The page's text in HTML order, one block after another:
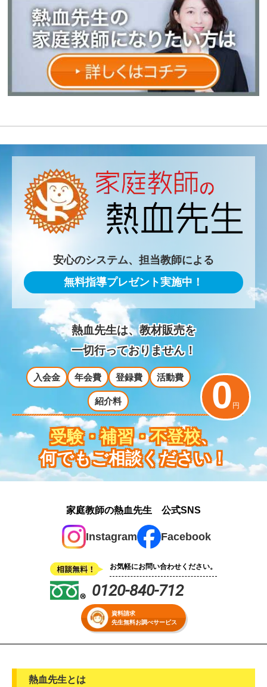
安心のシステム、担当教師による
無料指導プレゼント実施中！
熱血先生は、教材販売を
一切行っておりません！
入会金 年会費 登録費 活動費
紹介料 0 円
受験・補習・不登校、
何でもご相談ください！
家庭教師の熱血先生 公式SNS
Instagram Facebook
お気軽にお問い合わせください。
0120-840-712
資料請求
先生無料お調べサービス
熱血先生とは